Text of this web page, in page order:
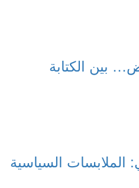
بين الكتابة
الملابسات السياسية